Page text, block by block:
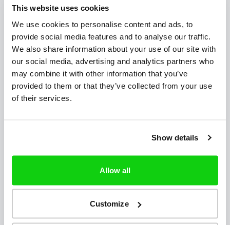
This website uses cookies
We use cookies to personalise content and ads, to
provide social media features and to analyse our traffic.
We also share information about your use of our site with
our social media, advertising and analytics partners who
may combine it with other information that you’ve
provided to them or that they’ve collected from your use
of their services.
Show details
Allow all
Customize
Caută prin SMS
Dacă nu există informații legate de acest număr,
permitem trimiterea de SMS-uri anonime pentru a
identifica direct numărul.
Trimiteți o solicitare prin mesaj text
Dacă informațiile lipsesc, faceți o solicitare anonimă prin